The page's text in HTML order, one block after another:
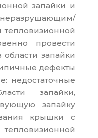
запайки и
провести
запайки
дефекты
недостаточные
запайки,
запайку
крышки с